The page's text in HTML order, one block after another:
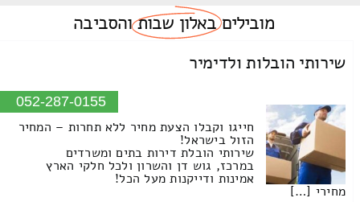
מוביליםבאלון שבותוהסביבה
שירותי הובלות ולדימיר
052-287-0155
חייגו וקבלו הצעת מחיר ללא תחרות – המחיר
הזול בישראל!
שירותי הובלת דירות בתים ומשרדים
במרכז, גוש דן והשרון ולכל חלקי הארץ
אמינות ודייקנות מעל הכל!
מחירי […]